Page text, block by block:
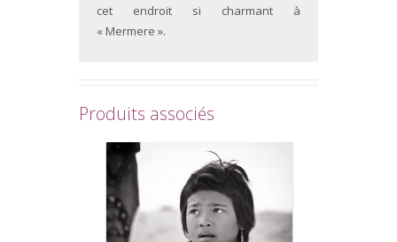
cet endroit si charmant à
« Mermere ».
Produits associés